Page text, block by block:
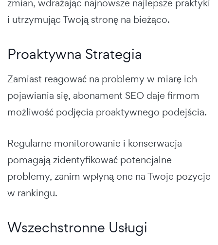
zmian, wdrażając najnowsze najlepsze praktyki
i utrzymując Twoją stronę na bieżąco.
Proaktywna Strategia
Zamiast reagować na problemy w miarę ich
pojawiania się, abonament SEO daje firmom
możliwość podjęcia proaktywnego podejścia.
Regularne monitorowanie i konserwacja
pomagają zidentyfikować potencjalne
problemy, zanim wpłyną one na Twoje pozycje
w rankingu.
Wszechstronne Usługi